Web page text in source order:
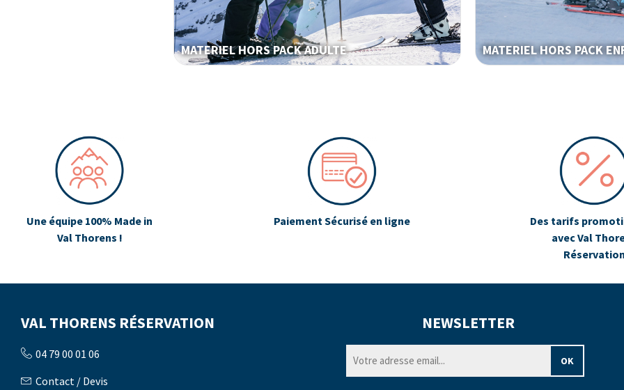
MATERIEL HORS PACK ADULTE MATERIEL HORS PACK
Une équipe 100% Made in
Val Thorens !
Paiement Sécurisé en ligne
Des tarifs
avec Val
VAL THORENS RÉSERVATION
04 79 00 01 06
Contact / Devis
NEWSLETTER